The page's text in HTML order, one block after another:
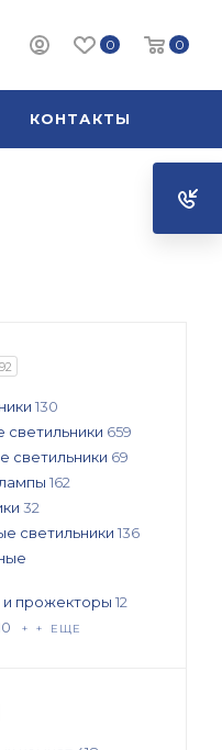
0 0
КОНТАКТЫ
130
659
светильники 69
162
32
светильники 136
и прожекторы 12
+ + ЕЩЕ